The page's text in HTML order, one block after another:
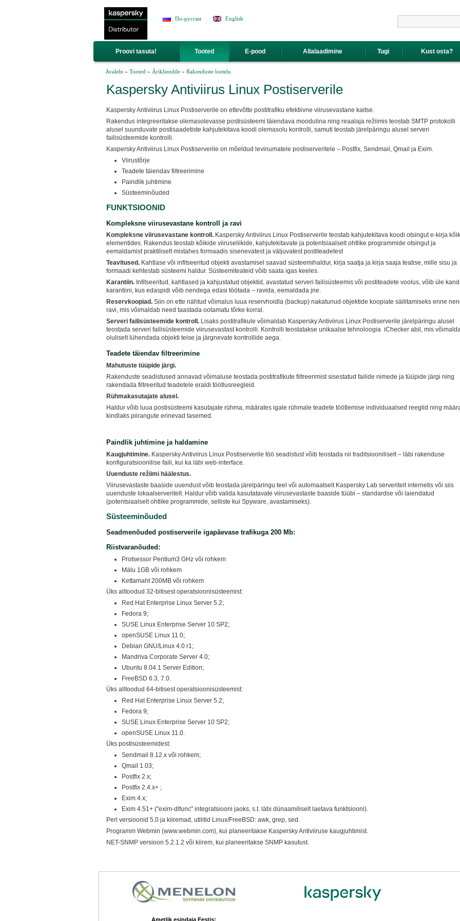
По-русски English
Proovi tasuta! Tooted E-pood Allalaadimine Tugi Kust osta?
Sa oled siin
Avaleht » Tooted » Ärikliendile » Rakenduste loetelu
Kaspersky Antiviirus Linux Postiserverile
Kaspersky Antiviirus Linux Postiserverile on ettevõtte postitrafiku efektiivne viirusevastane kaitse.
Rakendus integreeritakse olemasolevasse postisüsteemi täiendava moodulina ning reaalaja režiimis teostab SMTP protokolli
alusel suunduvate postisaadetiste kahjutekitava koodi olemasolu kontrolli, samuti teostab järelpäringu alusel serveri
failisüsteemide kontrolli.
Kaspersky Antiviirus Linux Postiserverile on mõeldud levinumatele postiserveritele – Postfix, Sendmail, Qmail ja Exim.
Viirustõrje
Teadete täiendav filtreerimine
Paindlik juhtimine
Süsteeminõuded
FUNKTSIOONID
Kompleksne viirusevastane kontroll ja ravi
Kompleksne viirusevastane kontroll . Kaspersky Antiviirus Linux Postiserverile teostab kahjutekitava koodi otsingut e-kirja
elementides. Rakendus teostab kõikide viiruseliikide, kahjutekitavate ja potentsiaalselt ohtlike programmide otsingut ja
eemaldamist praktiliselt mistahes formaadis sisenevatest ja väljuvatest postiteadetest
Teavitused. Kahtlase või infitseeritud objekti avastamisel saavad süsteemihaldur, kirja saatja ja kirja saaja teatise, mille sisu ja
formaadi kehtestab süsteemi haldur. Süsteemiteateid võib saata igas keeles.
Karantiin. Infitseeritud, kahtlased ja kahjustatud objektid, avastatud serveri failisüsteemis või postiteadete voolus, võib üle
karantiini, kus edaspidi võib nendega edasi töötada – ravida, eemaldada jne.
Reservkoopiad. Siin on ette nähtud võimalus luua reservhoidla (backup) nakatunud objektide koopiate säilitamiseks enne
ravi, mis võimaldab need taastada ootamatu tõrke korral.
Serveri failisüsteemide kontroll . Lisaks postitrafikule võimaldab Kaspersky Antiviirus Linux Postiserverile järelpäringu alusel
teostada serveri failisüsteemide viirusevastast kontrolli. Kontrolli teostatakse unikaalse tehnoloogia iChecker abil, mis
oluliselt lühendada objekti teise ja järgnevate kontrollide aega.
Teadete täiendav filtreerimine
Mahutuste tüüpide järgi.
Rakenduste seadistused annavad võimaluse teostada postitrafikute filtreerimist sisestatud failide nimede ja tüüpide järgi ning
rakendada filtreeritud teadetele eraldi töötlusreegleid.
Rühmakasutajate alusel.
Haldur võib luua postisüsteemi kasutajate rühma, määrates igale rühmale teadete töötlemise individuaalsed reeglid ning
kindlaks piirangute erinevad tasemed.
Paindlik juhtimine ja haldamine
Kaugjuhtimine. Kaspersky Antiviirus Linux Postiserverile töö seadistust võib teostada nii traditsiooniliselt – läbi rakenduse
konfiguratsioonilise faili, kui ka läbi web-interface.
Uuenduste režiimi häälestus.
Viirusevastaste baaside uuendust võib teostada järelpäringu teel või automaatselt Kaspersky Lab serveritelt internetis või siis
uuenduste lokaalserveritelt. Haldur võib valida kasutatavate viirusevastaste baaside tüübi – standardse või laiendatud
(potentsiaalselt ohtlike programmide, selliste kui Spyware, avastamiseks).
Süsteeminõuded
Seadmenõuded postiserverile igapäevase trafikuga 200 Mb:
Riistvaranõuded:
Protsessor Pentium3 GHz või rohkem
Mälu 1GB või rohkem
Kettamaht 200MB või rohkem
Üks alltoodud 32-bitisest operatsioonisüsteemist:
Red Hat Enterprise Linux Server 5.2;
Fedora 9;
SUSE Linux Enterprise Server 10 SP2;
openSUSE Linux 11.0;
Debian GNU/Linux 4.0 r1;
Mandriva Corporate Server 4.0;
Ubuntu 8.04.1 Server Edition;
FreeBSD 6.3, 7.0.
Üks alltoodud 64-bitisest operatsioonisüsteemist:
Red Hat Enterprise Linux Server 5.2;
Fedora 9;
SUSE Linux Enterprise Server 10 SP2;
openSUSE Linux 11.0.
Üks postisüsteemidest:
Sendmail 8.12.x või rohkem;
Qmail 1.03;
Postfix 2.x;
Postfix 2.4.x+ ;
Exim 4.x;
Exim 4.51+ ("exim-dlfunc" integratsiooni jaoks, s.t. läbi dünaamiliselt laetava funktsiooni).
Perl versioonid 5.0 ja kiiremad, utilitid Linux/FreeBSD: awk, grep, sed.
Programm Webmin (www.webmin.com), kui planeeritakse Kaspersky Antiviiruse kaugjuhtimist.
NET-SNMP versioon 5.2.1.2 või kiirem, kui planeeritakse SNMP kasutust.
Ametlik esindaja Eestis: